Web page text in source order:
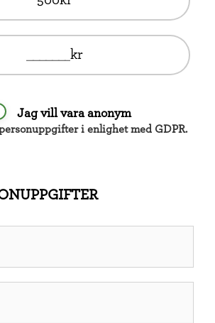
kr
Jag vill vara anonym
i enlighet med GDPR.